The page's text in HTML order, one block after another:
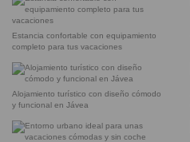
Estancia confortable con equipamiento
completo para tus vacaciones
Alojamiento turístico con diseño cómodo
y funcional en Jávea